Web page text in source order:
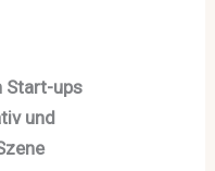
Start-ups
und